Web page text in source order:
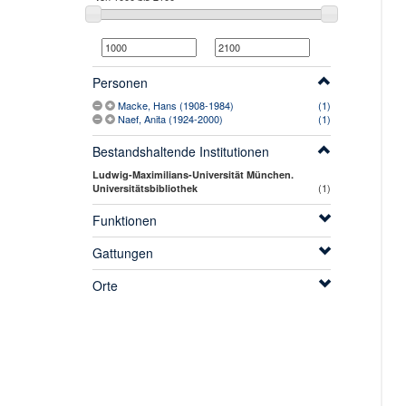
Personen
Macke, Hans (1908-1984)
(1)
Naef, Anita (1924-2000)
(1)
Bestandshaltende Institutionen
Ludwig-Maximilians-Universität München.
Universitätsbibliothek
(1)
Funktionen
Gattungen
Orte